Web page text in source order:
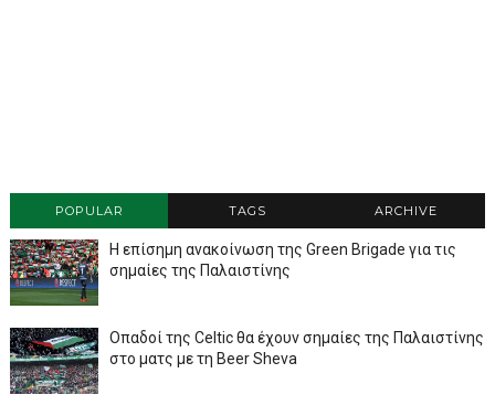
POPULAR TAGS ARCHIVE
Η επίσημη ανακοίνωση της Green Brigade για τις
σημαίες της Παλαιστίνης
Οπαδοί της Celtic θα έχουν σημαίες της Παλαιστίνης
στο ματς με τη Beer Sheva